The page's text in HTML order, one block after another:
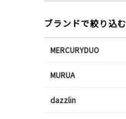
ブランドで絞り込む
MERCURYDUO
MURUA
dazzlin